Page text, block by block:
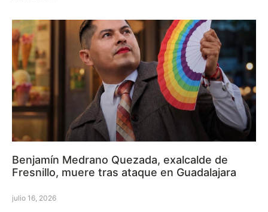
Benjamín Medrano Quezada, exalcalde de
Fresnillo, muere tras ataque en Guadalajara
julio 16, 2026